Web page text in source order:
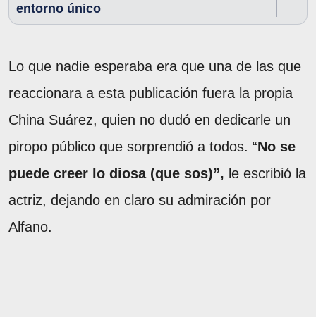
entorno único
Lo que nadie esperaba era que una de las que
reaccionara a esta publicación fuera la propia
China Suárez, quien no dudó en dedicarle un
piropo público que sorprendió a todos. “No se
puede creer lo diosa (que sos)”, le escribió la
actriz, dejando en claro su admiración por
Alfano.